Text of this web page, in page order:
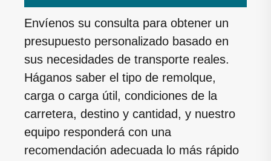
Envíenos su consulta para obtener un
presupuesto personalizado basado en
sus necesidades de transporte reales.
Háganos saber el tipo de remolque,
carga o carga útil, condiciones de la
carretera, destino y cantidad, y nuestro
equipo responderá con una
recomendación adecuada lo más rápido